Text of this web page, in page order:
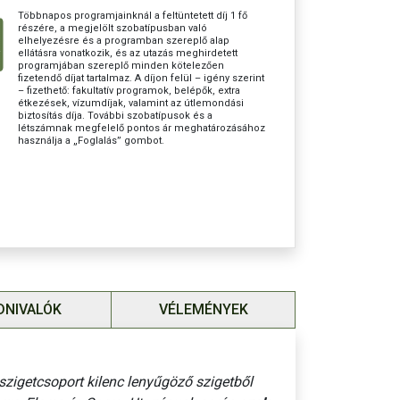
164.800 Ft
(7 alkalommal itallal):122.800 Ft
a belépőjegyek árát (kb. 80,- €) nem foglalja
kishajóval (időjárás függvényében): kb. 70,- €
fő (15-19 fő esetén 100€/fő felár fizetendő!)
Többnapos programjainknál a feltüntetett díj 1 fő
részére, a megjelölt szobatípusban való
elhelyezésre és a programban szereplő alap
ellátásra vonatkozik, és az utazás meghirdetett
programjában szereplő minden kötelezően
fizetendő díjat tartalmaz. A díjon felül – igény szerint
– fizethető: fakultatív programok, belépők, extra
étkezések, vízumdíjak, valamint az útlemondási
biztosítás díja. További szobatípusok és a
létszámnak megfelelő pontos ár meghatározásához
használja a „Foglalás” gombot.
VÉLEMÉNYEK
kilenc lenyűgöző szigetből